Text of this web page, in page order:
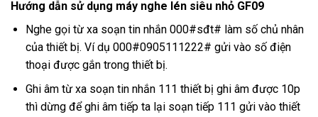
Hướng dẫn sử dụng máy nghe lén siêu nhỏ GF09
Nghe gọi từ xa soạn tin nhắn 000#sđt# làm số chủ nhân
của thiết bị. Ví dụ 000#0905111222# gửi vào số điện
thoại được gắn trong thiết bị.
Ghi âm từ xa soạn tin nhắn 111 thiết bị ghi âm được 10p
thì dừng để ghi âm tiếp ta lại soạn tiếp 111 gửi vào thiết